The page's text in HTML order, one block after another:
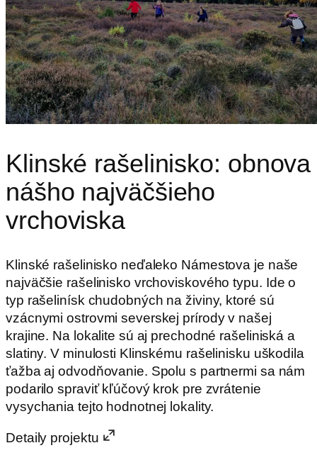
Klinské rašelinisko: obnova
nášho najväčšieho
vrchoviska
Klinské rašelinisko neďaleko Námestova je naše
najväčšie rašelinisko vrchoviskového typu. Ide o
typ rašelinísk chudobných na živiny, ktoré sú
vzácnymi ostrovmi severskej prírody v našej
krajine. Na lokalite sú aj prechodné rašeliniská a
slatiny. V minulosti Klinskému rašelinisku uškodila
ťažba aj odvodňovanie. Spolu s partnermi sa nám
podarilo spraviť kľúčový krok pre zvrátenie
vysychania tejto hodnotnej lokality.
Detaily projektu